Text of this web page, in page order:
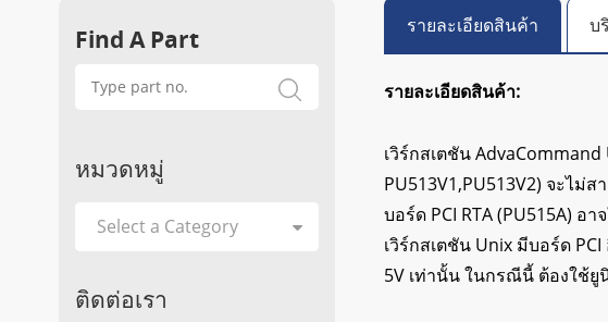
รายละเอียดสินค้า บ
รายละเอียดสินค้า:
เวิร์กสเตชัน
PU513V1,PU513V2) จะไม่
บอร์ด PCI RTA (PU515A) อ
เวิร์กสเตชัน Unix มีบอร์ด
5V เท่านั้น ในกรณีนี้ ต้องใช้ยู
Find A Part
หมวดหมู่
ติดต่อเรา